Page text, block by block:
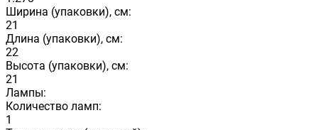
Ширина (упаковки), см:
21
Длина (упаковки), см:
22
Высота (упаковки), см:
21
Лампы:
Количество ламп:
1